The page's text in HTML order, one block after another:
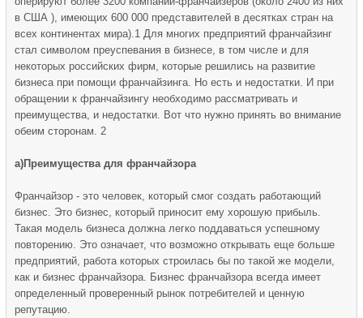
в США ), имеющих 600 000 представителей в десятках стран на
всех континентах мира).1 Для многих предприятий франчайзинг
стал символом преуспевания в бизнесе, в том числе и для
некоторых российских фирм, которые решились на развитие
бизнеса при помощи франчайзинга. Но есть и недостатки. И при
обращении к франчайзингу необходимо рассматривать и
преимущества, и недостатки. Вот что нужно принять во внимание
обеим сторонам. 2
а)Преимущества для франчайзора
Франчайзор - это человек, который смог создать работающий
бизнес. Это бизнес, который приносит ему хорошую прибыль.
Такая модель бизнеса должна легко поддаваться успешному
повторению. Это означает, что возможно открывать еще больше
предприятий, работа которых строилась бы по такой же модели,
как и бизнес франчайзора. Бизнес франчайзора всегда имеет
определенный проверенный рынок потребителей и ценную
репутацию.